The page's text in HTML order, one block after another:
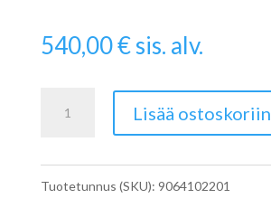
540,00€sis. alv.
W906
A9064102201
Lisää ostoskoriin
Tuotetunnus (SKU): 9064102201